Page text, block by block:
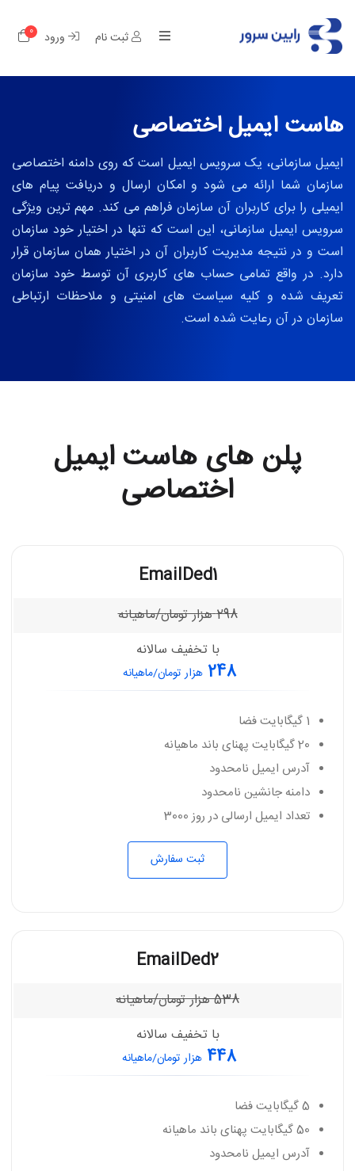
ثبت نام ورود 0
هاست ایمیل اختصاصی
ایمیل سازمانی، یک سرویس ایمیل است که روی دامنه اختصاصی
سازمان شما ارائه می شود و امکان ارسال و دریافت پیام های
ایمیلی را برای کاربران آن سازمان فراهم می کند. مهم ترین ویژگی
سرویس ایمیل سازمانی، این است که تنها در اختیار خود سازمان
است و در نتیجه مدیریت کاربران آن در اختیار همان سازمان قرار
دارد. در واقع تمامی حساب های کاربری آن توسط خود سازمان
تعریف شده و کلیه سیاست های امنیتی و ملاحظات ارتباطی
سازمان در آن رعایت شده است.
پلن های هاست ایمیل
اختصاصی
EmailDed1
298هزار تومان/ماهیانه
با تخفیف سالانه
248 هزار تومان/ماهیانه
1 گیگابایت فضا
20 گیگابایت پهنای باند ماهیانه
آدرس ایمیل نامحدود
دامنه جانشین نامحدود
تعداد ایمیل ارسالی در روز 3000
ثبت سفارش
EmailDed2
538هزار تومان/ماهیانه
با تخفیف سالانه
448 هزار تومان/ماهیانه
5 گیگابایت فضا
50 گیگابایت پهنای باند ماهیانه
آدرس ایمیل نامحدود